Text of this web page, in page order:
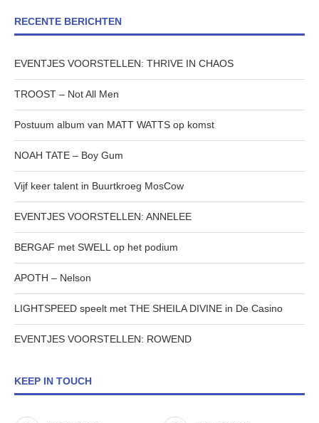
RECENTE BERICHTEN
EVENTJES VOORSTELLEN: THRIVE IN CHAOS
TROOST – Not All Men
Postuum album van MATT WATTS op komst
NOAH TATE – Boy Gum
Vijf keer talent in Buurtkroeg MosCow
EVENTJES VOORSTELLEN: ANNELEE
BERGAF met SWELL op het podium
APOTH – Nelson
LIGHTSPEED speelt met THE SHEILA DIVINE in De Casino
EVENTJES VOORSTELLEN: ROWEND
KEEP IN TOUCH